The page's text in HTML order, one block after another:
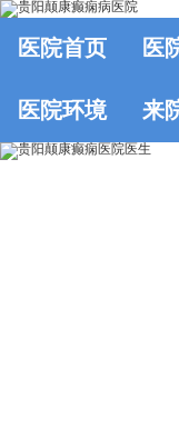
医院首页 医
医院环境 来